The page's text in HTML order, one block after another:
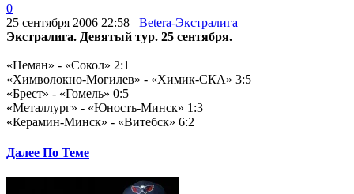
0
25 сентября 2006 22:58
Betera-Экстралига
Экстралига. Девятый тур. 25 сентября.
«Неман» - «Сокол» 2:1
«Химволокно-Могилев» - «Химик-СКА» 3:5
«Брест» - «Гомель» 0:5
«Металлург» - «Юность-Минск» 1:3
«Керамин-Минск» - «Витебск» 6:2
Далее По Теме